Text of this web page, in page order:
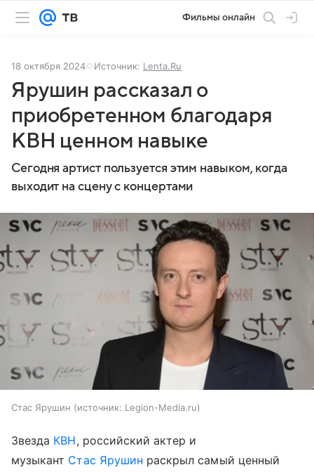
Фильмы онлайн
18 октября 2024 Источник: Lenta.Ru
Ярушин рассказал о
приобретенном благодаря
КВН ценном навыке
Сегодня артист пользуется этим навыком, когда
выходит на сцену с концертами
Стас Ярушин источник: Legion-Media.ru
Звезда КВН, российский актер и
музыкант Стас Ярушин раскрыл самый ценный